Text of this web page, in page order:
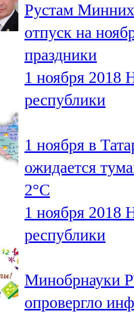
102,1 FM
Мамадыш
106,2 FM
Минзәлә
107,3 FM
100,0 FM
Нурлат
104,7 FM
Олы Әтнә
71,42 FM
107,8 FM
Рустам
отпуск на
праздники
1 ноября 2018
республики
1 ноября в
ожидается
2°С
1 ноября 2018
республики
Минобрнауки
опровергло